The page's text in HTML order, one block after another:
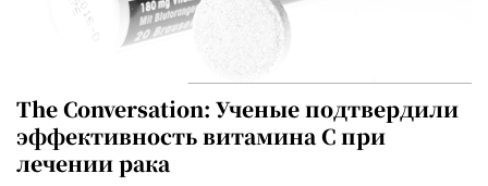
The Conversation: Ученые подтвердили
эффективность витамина C при
лечении рака